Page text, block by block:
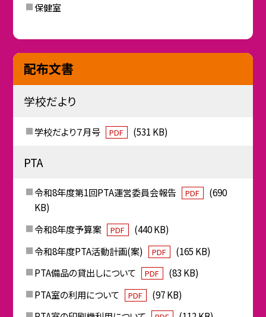
保健室
配布文書
学校だより
学校だより７月号 PDF (531 KB)
PTA
令和8年度第1回PTA運営委員会報告 PDF
(690
KB)
令和8年度予算案
PDF
(440 KB)
令和8年度PTA活動計画(案)
PDF
(165 KB)
PTA備品の貸出しについて
PDF
(83 KB)
PTA室の利用について
PDF
(97 KB)